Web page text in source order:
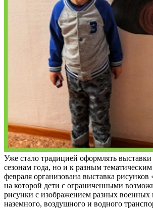
Уже стало традицией оформлять
сезонам года, но и к разным
февраля организована выставка
на которой дети с ограниченными
рисунки с изображением разных военных
наземного, воздушного и водного